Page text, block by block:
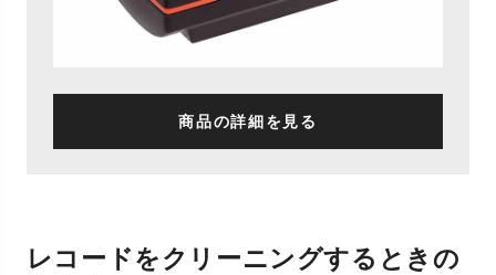
商品の詳細を見る
レコードをクリーニングするときの